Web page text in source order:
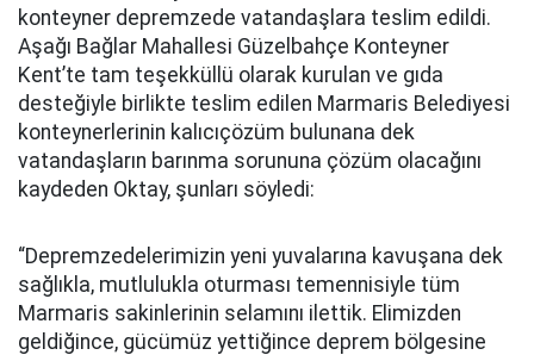
konteyner depremzede vatandaşlara teslim edildi.
Aşağı Bağlar Mahallesi Güzelbahçe Konteyner
Kent’te tam teşekküllü olarak kurulan ve gıda
desteğiyle birlikte teslim edilen Marmaris Belediyesi
konteynerlerinin kalıcıçözüm bulunana dek
vatandaşların barınma sorununa çözüm olacağını
kaydeden Oktay, şunları söyledi:
“Depremzedelerimizin yeni yuvalarına kavuşana dek
sağlıkla, mutlulukla oturması temennisiyle tüm
Marmaris sakinlerinin selamını ilettik. Elimizden
geldiğince, gücümüz yettiğince deprem bölgesine